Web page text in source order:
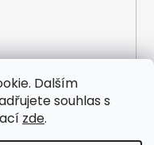
Dalším
souhlas s
zde.
YOUTUBE